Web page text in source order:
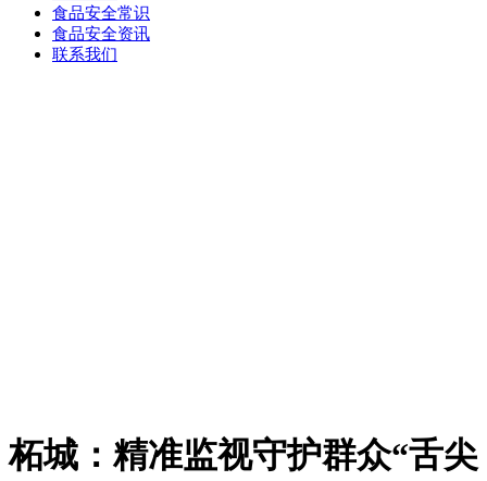
食品安全常识
食品安全资讯
联系我们
柘城：精准监视守护群众“舌尖